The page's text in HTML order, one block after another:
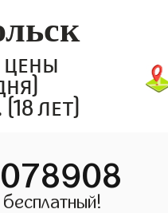
цены
лет)